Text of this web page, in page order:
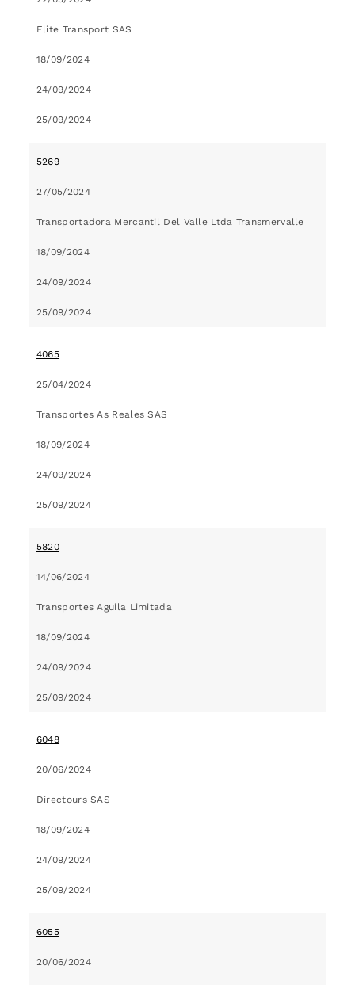
Elite Transport SAS
18/09/2024
24/09/2024
25/09/2024
5269
27/05/2024
Transportadora Mercantil Del Valle Ltda Transmervalle
18/09/2024
24/09/2024
25/09/2024
4065
25/04/2024
Transportes As Reales SAS
18/09/2024
24/09/2024
25/09/2024
5820
14/06/2024
Transportes Aguila Limitada
18/09/2024
24/09/2024
25/09/2024
6048
20/06/2024
Directours SAS
18/09/2024
24/09/2024
25/09/2024
6055
20/06/2024